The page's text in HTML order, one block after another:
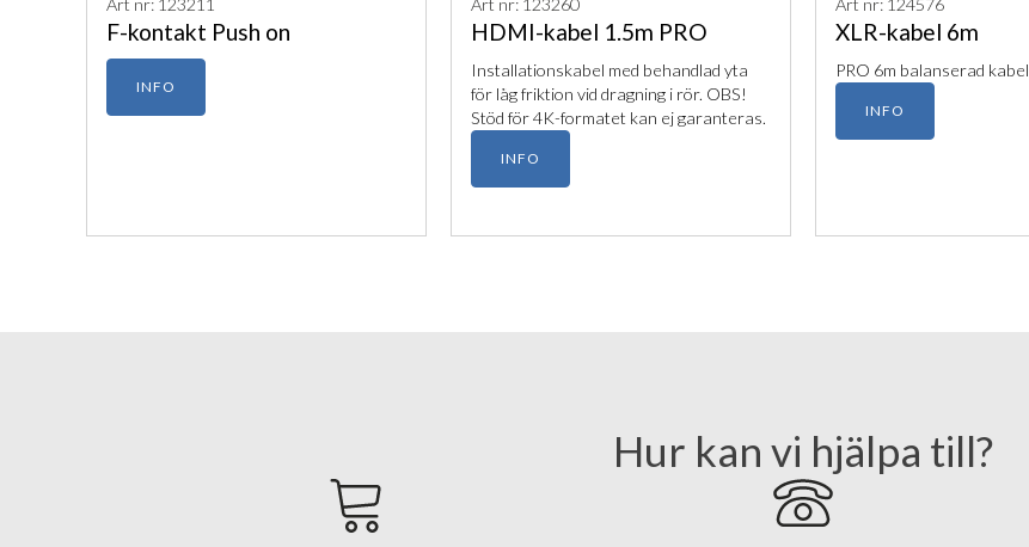
F-kontakt Push on
INFO
HDMI-kabel 1.5m PRO
Installationskabel med behandlad yta
för låg friktion vid dragning i rör. OBS!
Stöd för 4K-formatet kan ej garanteras.
INFO
XLR-kabel 6m
PRO 6m balanserad kabel
INFO
Hur kan vi hjälpa till?